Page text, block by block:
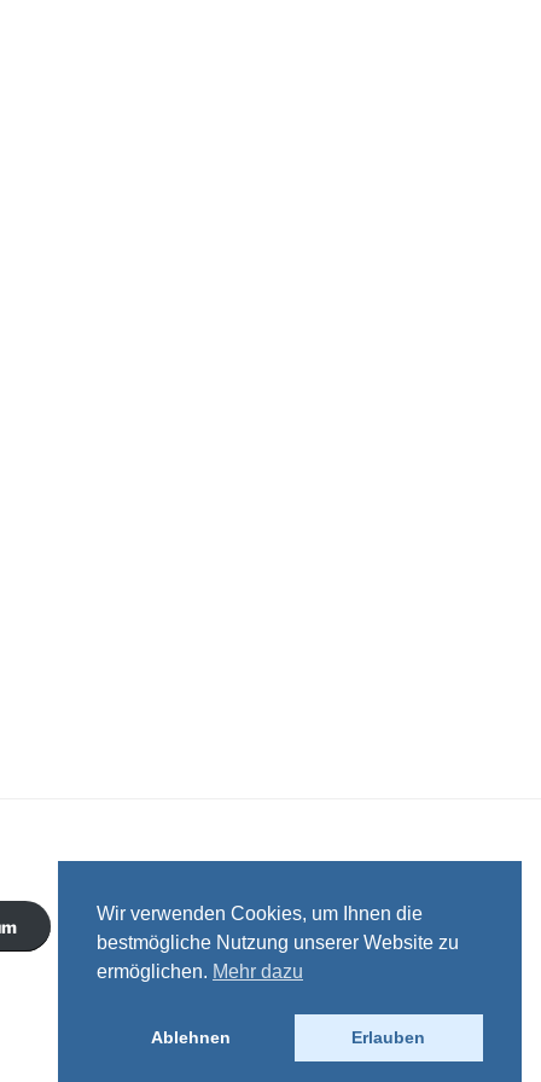
Wir verwenden Cookies, um Ihnen die
bestmögliche Nutzung unserer Website zu
ermöglichen. Mehr dazu
Ablehnen Erlauben